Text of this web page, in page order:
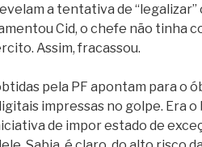
a tentativa de “legalizar”
Cid, o chefe não tinha
Assim, fracassou.
pela PF apontam para o
impressas no golpe. Era
de impor estado de